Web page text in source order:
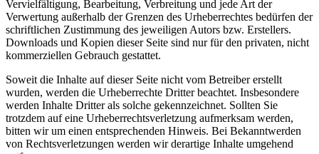
Vervielfältigung, Bearbeitung, Verbreitung und jede Art der
Verwertung außerhalb der Grenzen des Urheberrechtes bedürfen der
schriftlichen Zustimmung des jeweiligen Autors bzw. Erstellers.
Downloads und Kopien dieser Seite sind nur für den privaten, nicht
kommerziellen Gebrauch gestattet.
Soweit die Inhalte auf dieser Seite nicht vom Betreiber erstellt
wurden, werden die Urheberrechte Dritter beachtet. Insbesondere
werden Inhalte Dritter als solche gekennzeichnet. Sollten Sie
trotzdem auf eine Urheberrechtsverletzung aufmerksam werden,
bitten wir um einen entsprechenden Hinweis. Bei Bekanntwerden
von Rechtsverletzungen werden wir derartige Inhalte umgehend